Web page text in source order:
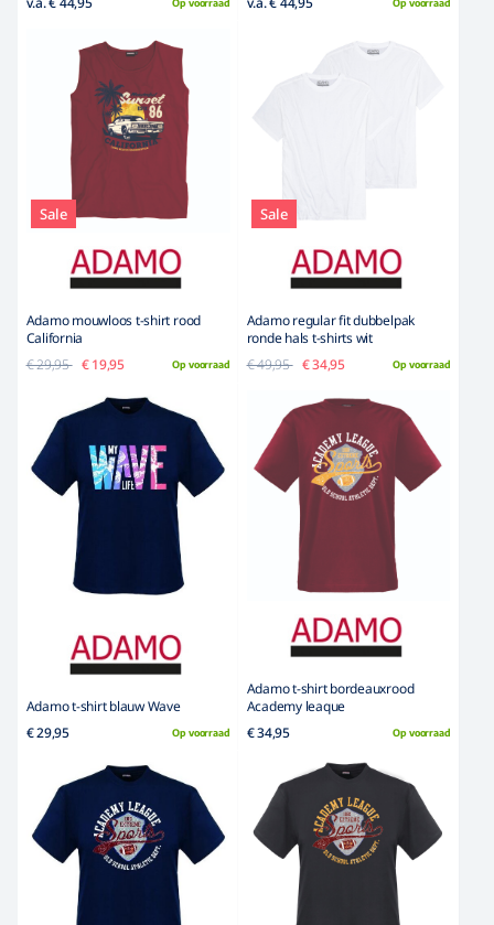
Op voorraad Op voorraad
Sale
Adamo mouwloos t-shirt rood
California
€ 29,95 € 19,95 Op voorraad
Sale
Adamo regular fit dubbelpak
ronde hals t-shirts wit
€ 49,95 € 34,95 Op voorraad
Adamo t-shirt blauw Wave
€ 29,95
Op voorraad
Adamo t-shirt bordeauxrood
Academy leaque
€ 34,95
Op voorraad